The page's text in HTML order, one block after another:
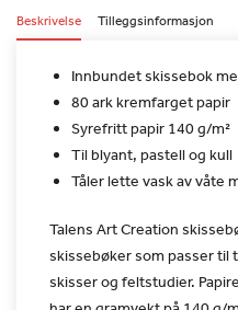
Beskrivelse Tilleggsinformasjon
Innbundet skissebok
80 ark kremfarget papir
Syrefritt papir 140 g/m²
Til blyant, pastell og kull
Tåler lette vask av våte
Talens Art Creation
skissebøkersom passer til
skisser og feltstudier.